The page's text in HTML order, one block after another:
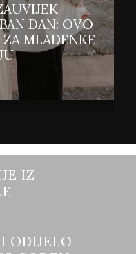
DAN: OVO
ZA MLADENKE
IZ
ODIJELO